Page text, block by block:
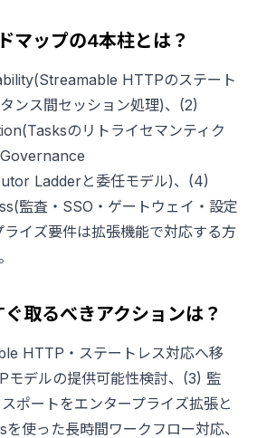
マップの4本柱とは？
HTTPのステート
ンス間セッション処理)、(2)
のリトライセマンティク
Ladderと委任モデル)、(4)
監査・SSO・ゲートウェイ・設定
イズ要件は拡張機能で対応する方
取るべきアクションは？
HTTP・ステートレス対応へ移
デルの提供可能性検討、(3) 監
ポートをエンタープライズ拡張と
使った長時間ワークフロー対応、